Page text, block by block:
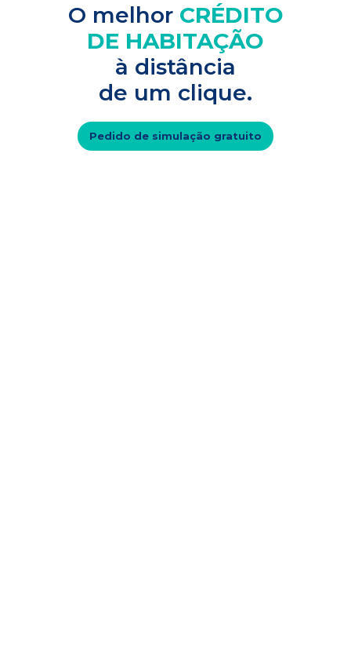
O melhor CRÉDITO
DE HABITAÇÃO
à distância
de um clique.
Pedido de simulação gratuito